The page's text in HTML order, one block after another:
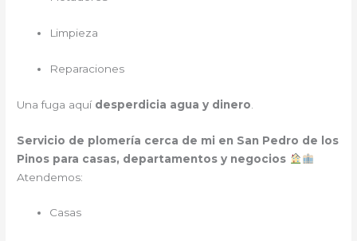
Limpieza
Reparaciones
Una fuga aquí desperdicia agua y dinero
Servicio de plomería cerca de mi en San Pedro de los
Pinos para casas, departamentos y negocios
Atendemos:
Casas